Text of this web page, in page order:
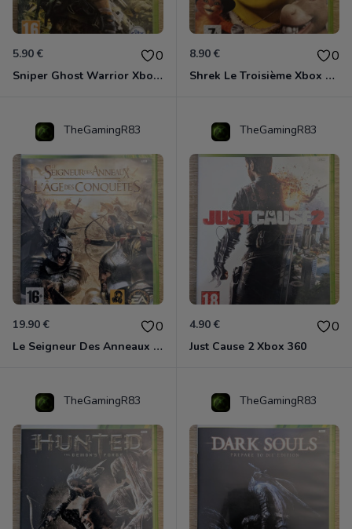
5.90 € 0
Sniper Ghost Warrior Xbox 360
8.90 € 0
Shrek Le Troisième Xbox 360
TheGamingR83
19.90 € 0
Le Seigneur Des Anneaux - L'âge Des Conquêtes Xbox 360
TheGamingR83
4.90 € 0
Just Cause 2 Xbox 360
TheGamingR83 TheGamingR83